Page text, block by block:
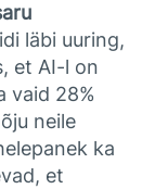
läbi uuring,
et AI-l on
vaid 28%
neile
ka
et